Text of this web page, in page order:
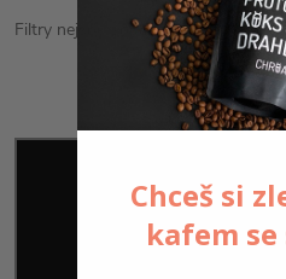
Filtry nejsou součástí balení.
Chceš si
kafem se